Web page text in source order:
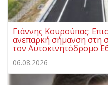
Γιάννης Κουρούπας:
ανεπαρκή σήμανση στη
τον Αυτοκινητόδρομο
06.08.2026